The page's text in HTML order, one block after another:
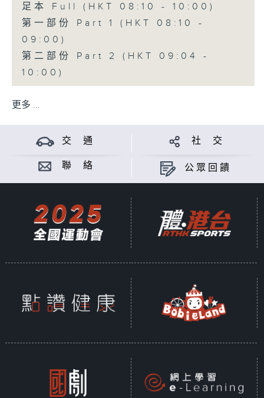
足本 Full (HKT 08:10 - 10:00)
第一部份 Part 1 (HKT 08:10 -
09:00)
第二部份 Part 2 (HKT 09:04 -
10:00)
更多 ...
交 通 社 交
聯 絡 公眾回饋